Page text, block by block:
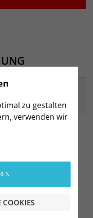
zu gestalten
verwenden wir
Anbau